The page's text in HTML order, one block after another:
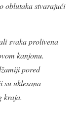
oblutaka stvarajući
svaka prolivena
kanjonu.
pored
su uklesana
kraja.